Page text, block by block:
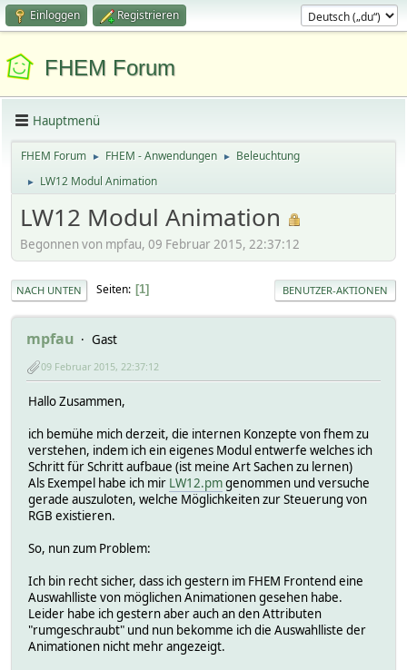
Einloggen Registrieren
FHEM Forum
Hauptmenü
FHEM Forum ► FHEM - Anwendungen ► Beleuchtung
► LW12 Modul Animation
LW12 Modul Animation
Begonnen von mpfau, 09 Februar 2015, 22:37:12
NACH UNTEN Seiten 1 BENUTZER-AKTIONEN
mpfau Gast
09 Februar 2015, 22:37:12
Hallo Zusammen,
ich bemühe mich derzeit, die internen Konzepte von fhem zu
verstehen, indem ich ein eigenes Modul entwerfe welches ich
Schritt für Schritt aufbaue (ist meine Art Sachen zu lernen)
Als Exempel habe ich mir LW12.pmgenommen und versuche
gerade auszuloten, welche Möglichkeiten zur Steuerung von
RGB existieren.
So, nun zum Problem:
Ich bin recht sicher, dass ich gestern im FHEM Frontend eine
Auswahlliste von möglichen Animationen gesehen habe.
Leider habe ich gestern aber auch an den Attributen
"rumgeschraubt" und nun bekomme ich die Auswahlliste der
Animationen nicht mehr angezeigt.